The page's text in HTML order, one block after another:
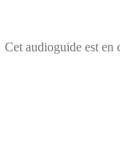
Cet audioguide est en